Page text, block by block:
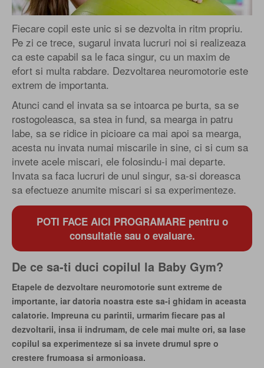
Fiecare copil este unic si se dezvolta in ritm propriu.
Pe zi ce trece, sugarul invata lucruri noi si realizeaza
ca este capabil sa le faca singur, cu un maxim de
efort si multa rabdare. Dezvoltarea neuromotorie este
extrem de importanta.
Atunci cand el invata sa se intoarca pe burta, sa se
rostogoleasca, sa stea in fund, sa mearga in patru
labe, sa se ridice in picioare ca mai apoi sa mearga,
acesta nu invata numai miscarile in sine, ci si cum sa
invete acele miscari, ele folosindu-i mai departe.
Invata sa faca lucruri de unul singur, sa-si doreasca
sa efectueze anumite miscari si sa experimenteze.
POTI FACE AICI PROGRAMARE pentru o
consultatie sau o evaluare.
De ce sa-ti duci copilul la Baby Gym?
Etapele de dezvoltare neuromotorie sunt extreme de
importante, iar datoria noastra este sa-i ghidam in aceasta
calatorie. Impreuna cu parintii, urmarim fiecare pas al
dezvoltarii, insa ii indrumam, de cele mai multe ori, sa lase
copilul sa experimenteze si sa invete drumul spre o
crestere frumoasa si armonioasa.